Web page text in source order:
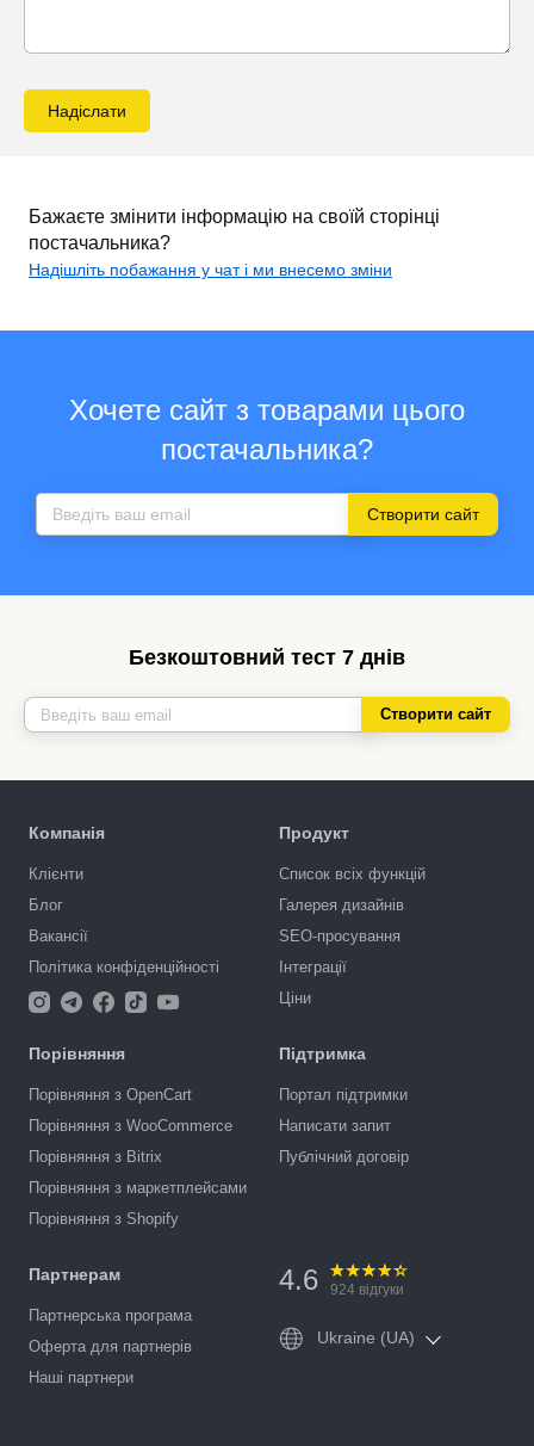
Надіслати
Бажаєте змінити інформацію на своїй сторінці
постачальника?
Надішліть побажання у чат і ми внесемо зміни
Хочете сайт з товарами цього
постачальника?
Створити сайт
Безкоштовний тест 7 днів
Створити сайт
Компанія
Клієнти
Блог
Вакансії
Політика конфіденційності
Продукт
Список всіх функцій
Галерея дизайнів
SEO-просування
Інтеграції
Ціни
Порівняння
Порівняння з OpenCart
Порівняння з WooCommerce
Порівняння з Bitrix
Порівняння з маркетплейсами
Порівняння з Shopify
Підтримка
Портал підтримки
Написати запит
Публічний договір
Партнерам
Партнерська програма
Оферта для партнерів
Наші партнери
4.6 924 відгуки
Ukraine (UA)